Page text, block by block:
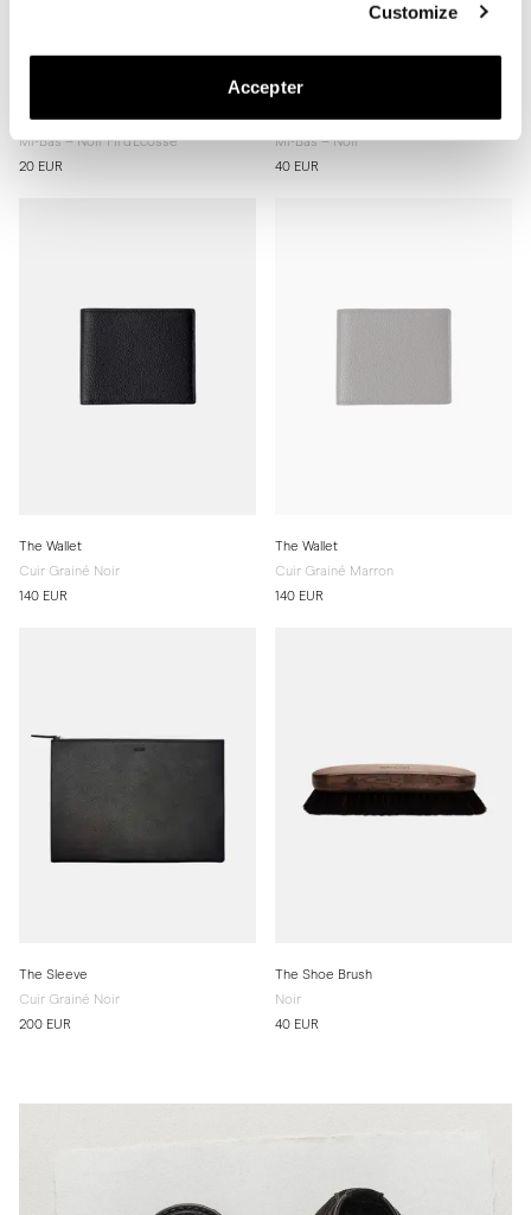
Customize
Accepter
The Sock
Mi-Bas – Noir Fil d'Écosse
20 EUR
The Silk Sock
Mi-Bas – Noir
40 EUR
The Wallet
Cuir Grainé Noir
140 EUR
The Wallet
Cuir Grainé Marron
140 EUR
The Sleeve
Cuir Grainé Noir
200 EUR
The Shoe Brush
Noir
40 EUR